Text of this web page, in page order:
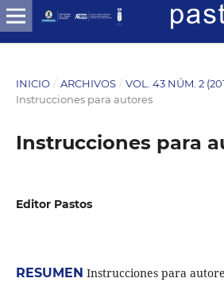
INICIO / ARCHIVOS / VOL. 43 NÚM. 2
Instrucciones para autores
Instrucciones para
Editor Pastos
RESUMEN Instrucciones para